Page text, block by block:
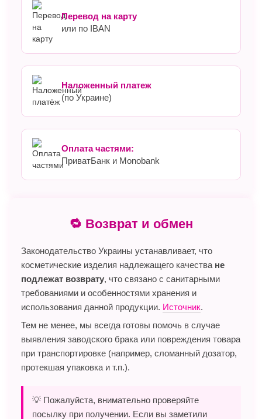
Перевод на карту
или по IBAN
Наложенный платеж
(по Украине)
Оплата частями:
ПриватБанк и Monobank
🔁 Возврат и обмен
Законодательство Украины устанавливает, что
косметические изделия надлежащего качества не
подлежат возврату, что связано с санитарными
требованиями и особенностями хранения и
использования данной продукции. Источник.
Тем не менее, мы всегда готовы помочь в случае
выявления заводского брака или повреждения товара
при транспортировке (например, сломанный дозатор,
протекшая упаковка и т.п.).
💡 Пожалуйста, внимательно проверяйте
посылку при получении. Если вы заметили